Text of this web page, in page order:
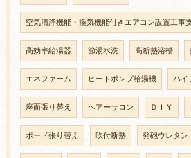
空気清浄機能・換気機能付きエアコン設置工事
高効率給湯器 節湯水洗 高断熱浴槽
エネファーム ヒートポンプ給湯機 ハイ
座面張り替え ヘアーサロン ＤＩＹ
ボード張り替え 吹付断熱 発砲ウレタン